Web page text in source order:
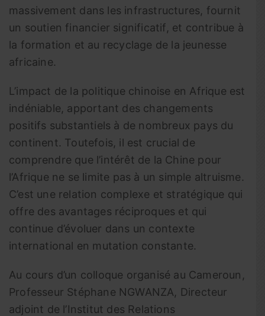
massivement dans les infrastructures, fournit
un soutien financier significatif, et contribue à
la formation et au recyclage de la jeunesse
africaine.
L’impact de la politique chinoise en Afrique est
indéniable, apportant des changements
positifs substantiels à de nombreux pays du
continent. Toutefois, il est crucial de
comprendre que l’intérêt de la Chine pour
l’Afrique ne se limite pas à un simple altruisme.
C’est une relation complexe et stratégique qui
offre des avantages réciproques et qui
continue d’évoluer dans un contexte
international en mutation constante.
Au cours d’un colloque organisé au Cameroun,
Professeur Stéphane NGWANZA, Directeur
adjoint de l’Institut des Relations